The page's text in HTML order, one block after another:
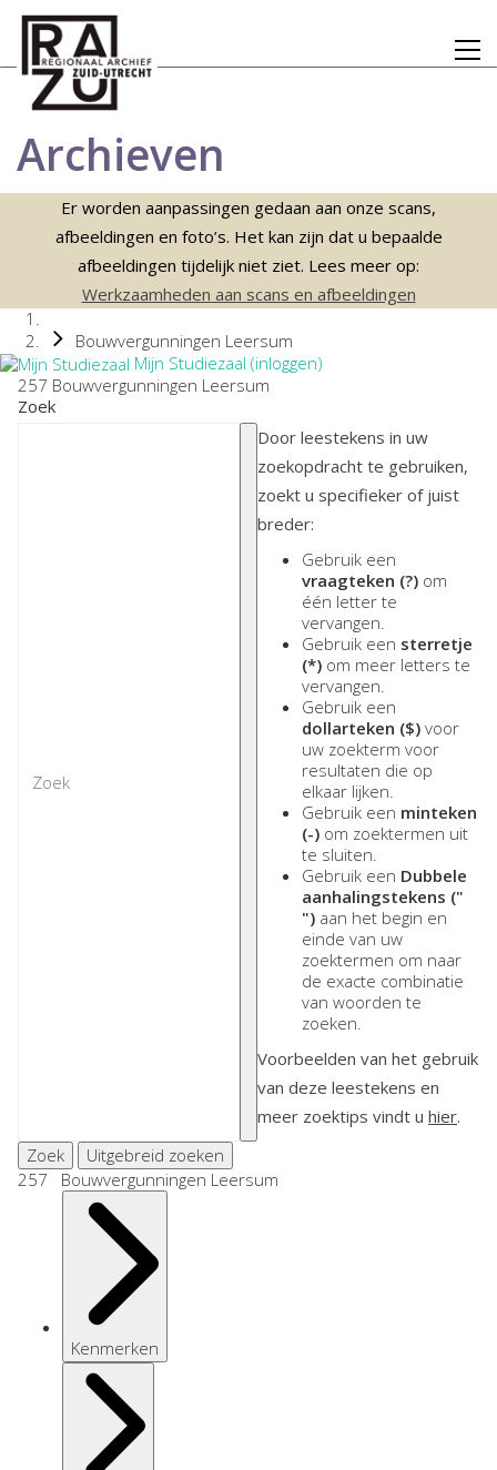
Archieven
Er worden aanpassingen gedaan aan onze scans,
afbeeldingen en foto’s. Het kan zijn dat u bepaalde
afbeeldingen tijdelijk niet ziet. Lees meer op:
Werkzaamheden aan scans en afbeeldingen
Bouwvergunningen Leersum
Mijn Studiezaal (inloggen)
257 Bouwvergunningen Leersum
Zoek
Door leestekens in uw
zoekopdracht te gebruiken,
zoekt u specifieker of juist
breder:
Gebruik een
vraagteken (?) om
één letter te
vervangen.
Gebruik een sterretje
(*) om meer letters te
vervangen.
Gebruik een
dollarteken ($) voor
uw zoekterm voor
resultaten die op
elkaar lijken.
Gebruik een minteken
(-) om zoektermen uit
te sluiten.
Gebruik een Dubbele
aanhalingstekens ("
") aan het begin en
einde van uw
zoektermen om naar
de exacte combinatie
van woorden te
zoeken.
Voorbeelden van het gebruik
van deze leestekens en
meer zoektips vindt u hier.
Zoek
Uitgebreid zoeken
257 Bouwvergunningen Leersum
Kenmerken